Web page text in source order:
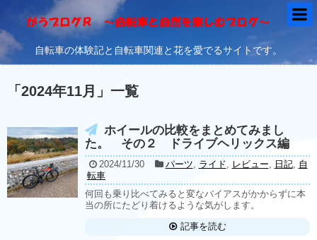
自転車の体験記と自転車関連と花を愛でるサイトです。
「2024年11月 」 一覧
ホイールの比較をまとめてみまし
た。 その２ ドライブヘリックス編
2024/11/30 パーツ ライド レビュー 日記, 自
転車
何回も乗り比べてみると変なバイアスがかからずに本
当の所にたどり着けるような気がします。
記事を読む